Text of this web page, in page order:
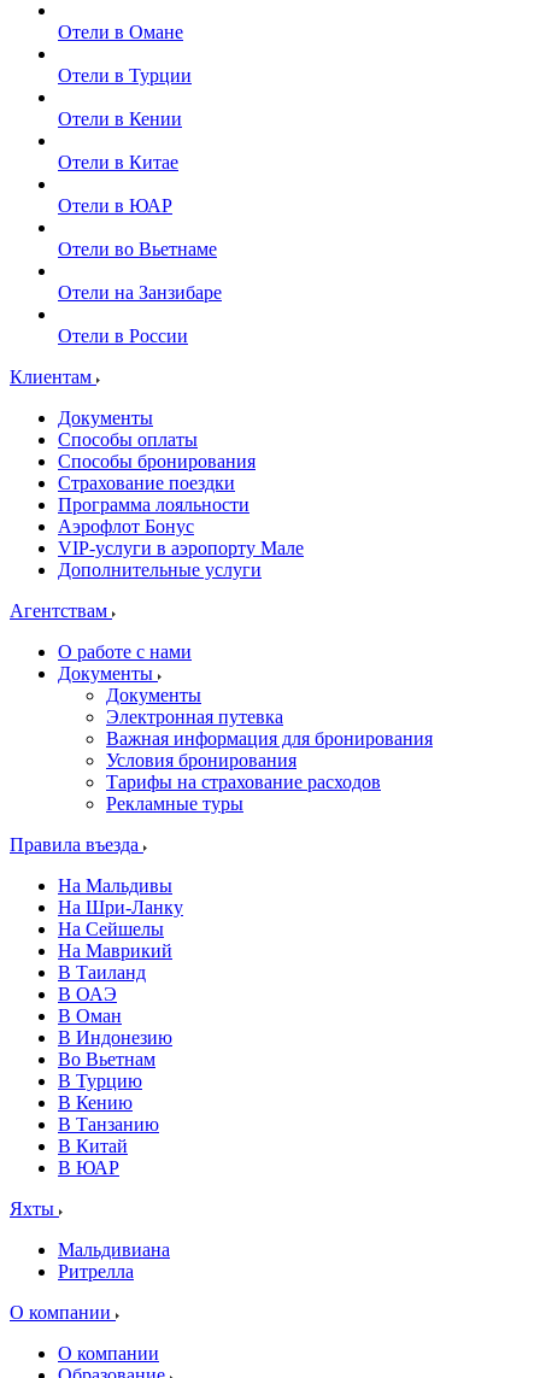
Отели в Омане
Отели в Турции
Отели в Кении
Отели в Китае
Отели в ЮАР
Отели во Вьетнаме
Отели на Занзибаре
Отели в России
Клиентам
Документы
Способы оплаты
Способы бронирования
Страхование поездки
Программа лояльности
Аэрофлот Бонус
VIP-услуги в аэропорту Мале
Дополнительные услуги
Агентствам
О работе с нами
Документы
Документы
Электронная путевка
Важная информация для бронирования
Условия бронирования
Тарифы на страхование расходов
Рекламные туры
Правила въезда
На Мальдивы
На Шри-Ланку
На Сейшелы
На Маврикий
В Таиланд
В ОАЭ
В Оман
В Индонезию
Во Вьетнам
В Турцию
В Кению
В Танзанию
В Китай
В ЮАР
Яхты
Мальдивиана
Ритрелла
О компании
О компании